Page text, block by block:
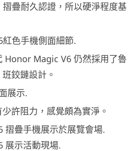
摺疊耐久認證，所以硬淨程度基
Magic V6 仍然採用了魯
班鉸鏈設計。
許阻力，感覺頗為實淨。